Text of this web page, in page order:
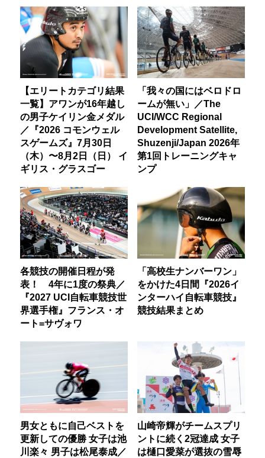
【エリートカテゴリ結果
一覧】アワンが16年越し
の男子ケイリン金メダル
／『2026 コモンウェル
スゲームズ』7月30日
（木）〜8月2日（日） イ
ギリス・グラスゴー
「我々の国にはベロドロ
ームが無い」／The
UCI/WCC Regional
Development Satellite,
Shuzenji/Japan 2026年
第1回トレーニングキャ
ンプ
各競技の開催日程が発
表！ 4年に1度の祭典／
『2027 UCI自転車競技世
界選手権』フランス・オ
ート=サヴォワ
「高校生ナンバーワン」
をかけた4日間『2026イ
ンターハイ自転車競技』
競技結果まとめ
男女ともに自己ベストを
更新しての優勝 女子は池
川楽々 男子は松尾泰成／
山崎帝輝がチームスプリ
ントに続く2冠達成 女子
は樋口愛菜が選抜の雪辱